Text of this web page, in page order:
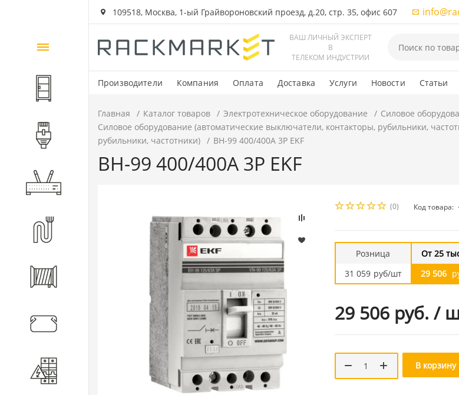
109518, Москва, 1-ый Грайвороновский проезд, д.20, стр. 35, офис 607
ВАШ ЛИЧНЫЙ ЭКСПЕРТ
В
ТЕЛЕКОМ ИНДУСТРИИ
Производители Компания Оплата Доставка Услуги Новости Статьи
Каталог
товаров
Шкафы и стойки
Компоненты СКС
Волоконно-оптические
Кабеленесущие системы
Электротехническое
Главная Каталог товаров Электротехническое оборудование
Силовое
Силовое оборудование (автоматические выключатели, контакторы, рубильники,
рубильники, частотники)
ВН-99 400/400А 3P EKF
ВН-99 400/400А 3P EKF
(0) Код товара:
Розница
31 059 руб/шт
От 25
29 506
29 506 руб. /
В корзину